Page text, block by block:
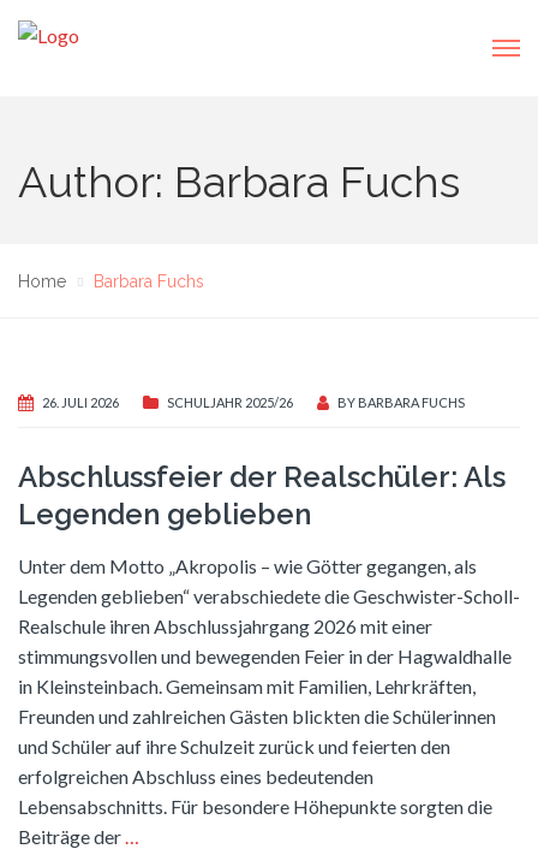
Author: Barbara Fuchs
Home Barbara Fuchs
26. JULI 2026 SCHULJAHR 2025/26 BY BARBARA FUCHS
Abschlussfeier der Realschüler: Als
Legenden geblieben
Unter dem Motto „Akropolis – wie Götter gegangen, als
Legenden geblieben“ verabschiedete die Geschwister-Scholl-
Realschule ihren Abschlussjahrgang 2026 mit einer
stimmungsvollen und bewegenden Feier in der Hagwaldhalle
in Kleinsteinbach. Gemeinsam mit Familien, Lehrkräften,
Freunden und zahlreichen Gästen blickten die Schülerinnen
und Schüler auf ihre Schulzeit zurück und feierten den
erfolgreichen Abschluss eines bedeutenden
Lebensabschnitts. Für besondere Höhepunkte sorgten die
Beiträge der…